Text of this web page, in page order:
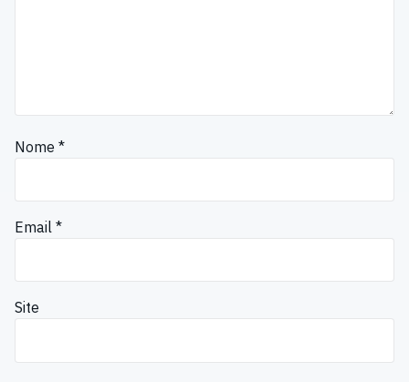
Nome *
Email *
Site